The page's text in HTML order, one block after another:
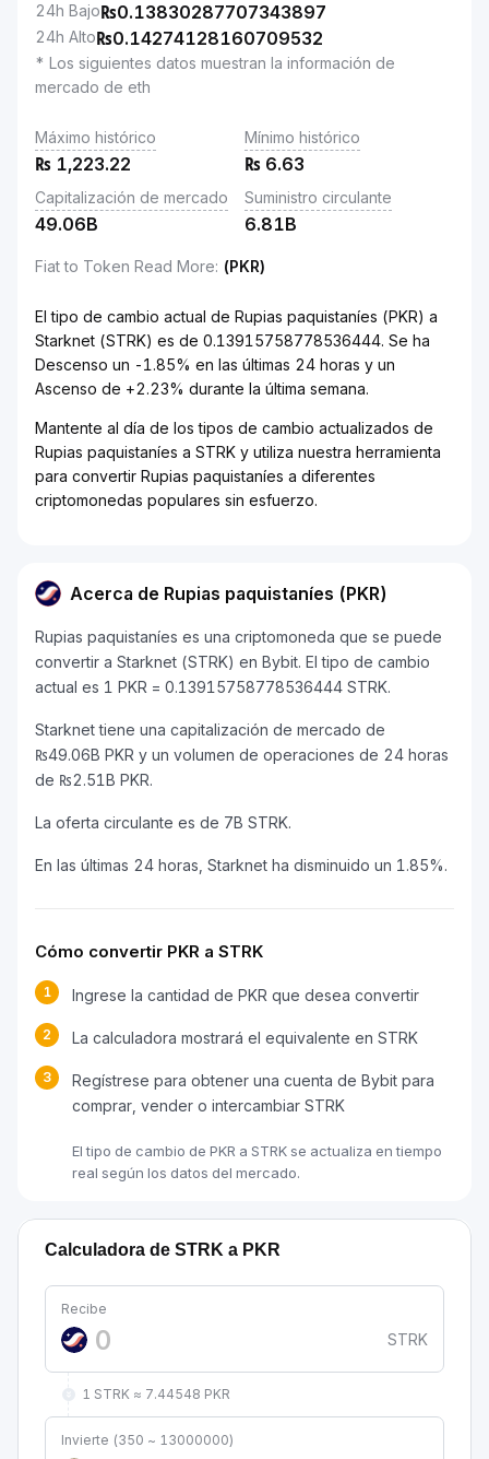
24h Bajo₨0.13830287707343897
24h Alto₨0.14274128160709532
* Los siguientes datos muestran la información de
mercado de eth
Máximo histórico
₨ 1,223.22
Mínimo histórico
₨ 6.63
Capitalización de mercado
49.06B
Suministro circulante
6.81B
Fiat to Token Read More: (PKR)
El tipo de cambio actual de Rupias paquistaníes (PKR) a
Starknet (STRK) es de 0.13915758778536444. Se ha
Descenso un -1.85% en las últimas 24 horas y un
Ascenso de +2.23% durante la última semana.
Mantente al día de los tipos de cambio actualizados de
Rupias paquistaníes a STRK y utiliza nuestra herramienta
para convertir Rupias paquistaníes a diferentes
criptomonedas populares sin esfuerzo.
Acerca de Rupias paquistaníes (PKR)
Rupias paquistaníes es una criptomoneda que se puede
convertir a Starknet (STRK) en Bybit. El tipo de cambio
actual es 1 PKR = 0.13915758778536444 STRK.
Starknet tiene una capitalización de mercado de
₨49.06B PKR y un volumen de operaciones de 24 horas
de ₨2.51B PKR.
La oferta circulante es de 7B STRK.
En las últimas 24 horas, Starknet ha disminuido un 1.85%.
Cómo convertir PKR a STRK
1 Ingrese la cantidad de PKR que desea convertir
2 La calculadora mostrará el equivalente en STRK
3
Regístrese para obtener una cuenta de Bybit para
comprar, vender o intercambiar STRK
El tipo de cambio de PKR a STRK se actualiza en tiempo
real según los datos del mercado.
Calculadora de STRK a PKR
Recibe
STRK
1 STRK ≈ 7.44548 PKR
Invierte (350 ~ 13000000)